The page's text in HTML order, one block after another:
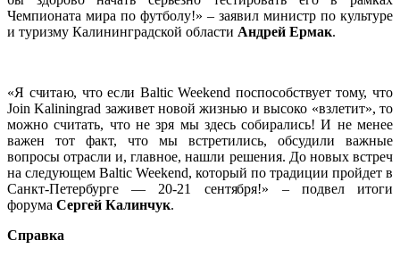
Чемпионата мира по футболу!» – заявил министр по культуре
и туризму Калининградской области Андрей Ермак.
«Я считаю, что если Baltic Weekend поспособствует тому, что
Join Kaliningrad заживет новой жизнью и высоко «взлетит», то
можно считать, что не зря мы здесь собирались! И не менее
важен тот факт, что мы встретились, обсудили важные
вопросы отрасли и, главное, нашли решения. До новых встреч
на следующем Baltic Weekend, который по традиции пройдет в
Санкт-Петербурге — 20-21 сентября!» – подвел итоги
форума Сергей Калинчук.
Справка